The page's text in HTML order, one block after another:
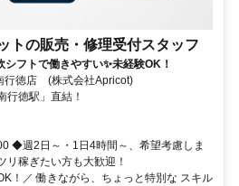
トの販売・修理受付スタッフ
フトで働きやすい✨未経験OK！
行徳店 (株式会社Apricot)
行徳駅」直結！
◆週2日～・1日4時間～、希望考慮しま
稼ぎたい方も大歓迎！
！／ 働きながら、ちょっと特別な スキル